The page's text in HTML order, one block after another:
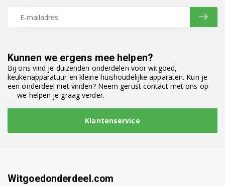
Kunnen we ergens mee helpen?
Bij ons vind je duizenden onderdelen voor witgoed,
keukenapparatuur en kleine huishoudelijke apparaten. Kun je
een onderdeel niet vinden? Neem gerust contact met ons op
— we helpen je graag verder.
Klantenservice
Witgoedonderdeel.com